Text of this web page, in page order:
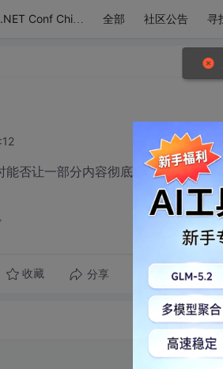
.NET Conf China 全部 社区公告
否让一部分内容彻底隐藏？
收藏 分享 转发到动态